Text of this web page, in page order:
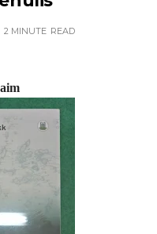
2 MINUTE READ